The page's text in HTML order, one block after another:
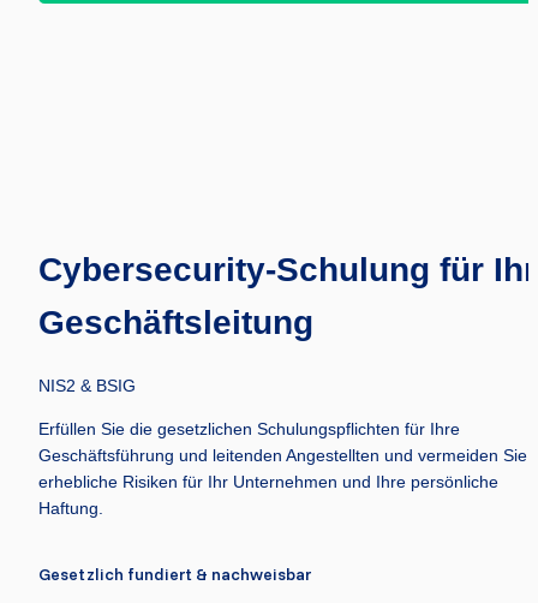
Cybersecurity-Schulung für
Geschäftsleitung
NIS2 & BSIG
Erfüllen Sie die gesetzlichen Schulungspflichten für Ihre
Geschäftsführung und leitenden Angestellten und vermeiden Sie
erhebliche Risiken für Ihr Unternehmen und Ihre persönliche
Haftung.
Gesetzlich fundiert & nachweisbar